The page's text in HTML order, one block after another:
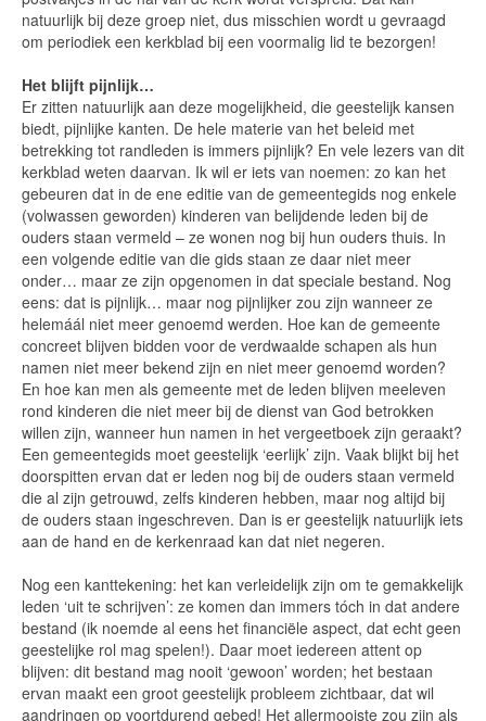
natuurlijk bij deze groep niet, dus misschien wordt u gevraagd
om periodiek een kerkblad bij een voormalig lid te bezorgen!
Het blijft pijnlijk…
Er zitten natuurlijk aan deze mogelijkheid, die geestelijk kansen
biedt, pijnlijke kanten. De hele materie van het beleid met
betrekking tot randleden is immers pijnlijk? En vele lezers van dit
kerkblad weten daarvan. Ik wil er iets van noemen: zo kan het
gebeuren dat in de ene editie van de gemeentegids nog enkele
(volwassen geworden) kinderen van belijdende leden bij de
ouders staan vermeld – ze wonen nog bij hun ouders thuis. In
een volgende editie van die gids staan ze daar niet meer
onder… maar ze zijn opgenomen in dat speciale bestand. Nog
eens: dat is pijnlijk… maar nog pijnlijker zou zijn wanneer ze
helemáál niet meer genoemd werden. Hoe kan de gemeente
concreet blijven bidden voor de verdwaalde schapen als hun
namen niet meer bekend zijn en niet meer genoemd worden?
En hoe kan men als gemeente met de leden blijven meeleven
rond kinderen die niet meer bij de dienst van God betrokken
willen zijn, wanneer hun namen in het vergeetboek zijn geraakt?
Een gemeentegids moet geestelijk ‘eerlijk’ zijn. Vaak blijkt bij het
doorspitten ervan dat er leden nog bij de ouders staan vermeld
die al zijn getrouwd, zelfs kinderen hebben, maar nog altijd bij
de ouders staan ingeschreven. Dan is er geestelijk natuurlijk iets
aan de hand en de kerkenraad kan dat niet negeren.
Nog een kanttekening: het kan verleidelijk zijn om te gemakkelijk
leden ‘uit te schrijven’: ze komen dan immers tóch in dat andere
bestand (ik noemde al eens het financiële aspect, dat echt geen
geestelijke rol mag spelen!). Daar moet iedereen attent op
blijven: dit bestand mag nooit ‘gewoon’ worden; het bestaan
ervan maakt een groot geestelijk probleem zichtbaar, dat wil
aandringen op voortdurend gebed! Het allermooiste zou zijn als